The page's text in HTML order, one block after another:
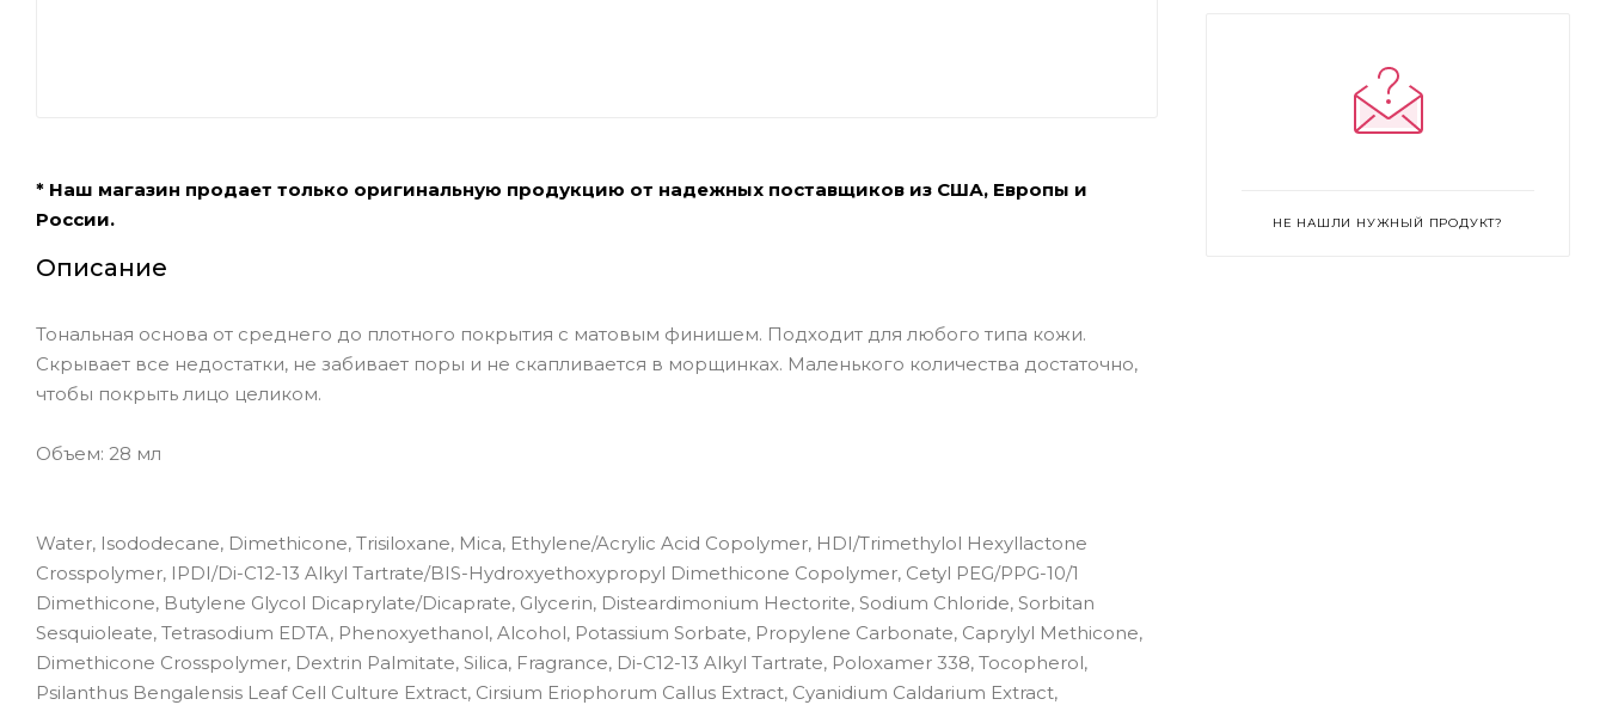
* Наш магазин продает только оригинальную продукцию от надежных поставщиков из США, Европы и
России.
Описание
Тональная основа от среднего до плотного покрытия с матовым финишем. Подходит для любого типа кожи.
Скрывает все недостатки, не забивает поры и не скапливается в морщинках. Маленького количества достаточно,
чтобы покрыть лицо целиком.
Объем: 28 мл
Water, Isododecane, Dimethicone, Trisiloxane, Mica, Ethylene/Acrylic Acid Copolymer, HDI/Trimethylol Hexyllactone
Crosspolymer, IPDI/Di-C12-13 Alkyl Tartrate/BIS-Hydroxyethoxypropyl Dimethicone Copolymer, Cetyl PEG/PPG-10/1
Dimethicone, Butylene Glycol Dicaprylate/Dicaprate, Glycerin, Disteardimonium Hectorite, Sodium Chloride, Sorbitan
Sesquioleate, Tetrasodium EDTA, Phenoxyethanol, Alcohol, Potassium Sorbate, Propylene Carbonate, Caprylyl Methicone,
Dimethicone Crosspolymer, Dextrin Palmitate, Silica, Fragrance, Di-C12-13 Alkyl Tartrate, Poloxamer 338, Tocopherol,
Psilanthus Bengalensis Leaf Cell Culture Extract, Cirsium Eriophorum Callus Extract, Cyanidium Caldarium Extract,
средний с тёплым подтоном
#35R - светлый переходящий в
средний с розовым подтоном
НЕ НАШЛИ НУЖНЫЙ ПРОДУКТ?